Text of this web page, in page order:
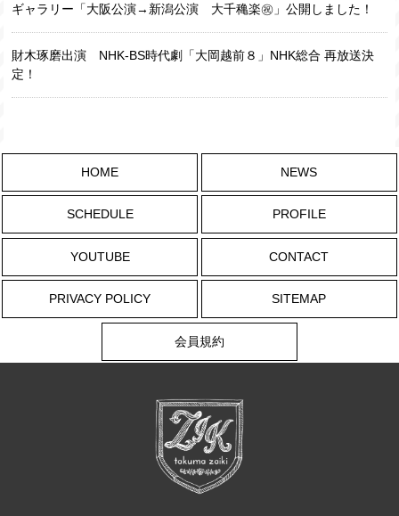
ギャラリー「大阪公演→新潟公演 大千穐楽㊗️」公開しました！
財木琢磨出演 NHK-BS時代劇「大岡越前８」NHK総合 再放送決
定！
HOME NEWS
SCHEDULE PROFILE
YOUTUBE CONTACT
PRIVACY POLICY SITEMAP
会員規約